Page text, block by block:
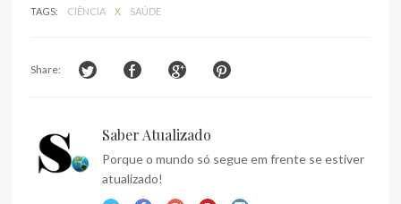
TAGS: CIÊNCIA X SAÚDE
Share:
Saber Atualizado
Porque o mundo só segue em frente se estiver
atualizado!